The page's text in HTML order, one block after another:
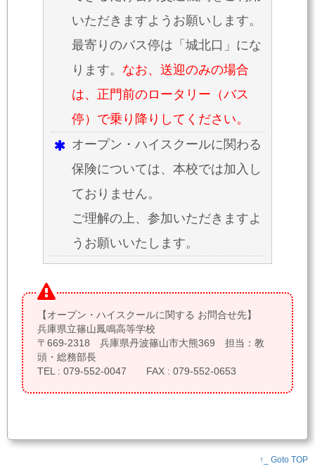
いただきますようお願いします。
最寄りのバス停は「城北口」にな
ります。 なお、送迎のみの場合
は、正門前のロータリー（バス
停）で乗り降りしてください。
オープン・ハイスクールに関わる
保険については、本校では加入し
ておりません。
ご理解の上、参加いただきますよ
うお願いいたします。
【オープン・ハイスクールに関する お問合せ先】
兵庫県立篠山鳳鳴高等学校
〒669-2318 兵庫県丹波篠山市大熊369 担当：教
頭・総務部長
TEL : 079-552-0047 FAX : 079-552-0653
↑_ Goto TOP